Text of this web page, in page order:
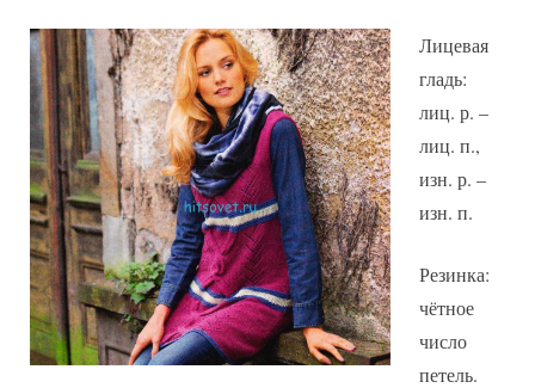
Лицевая
гладь:
лиц. р. –
лиц. п.,
изн. р. –
изн. п.
Резинка:
чётное
число
петель.